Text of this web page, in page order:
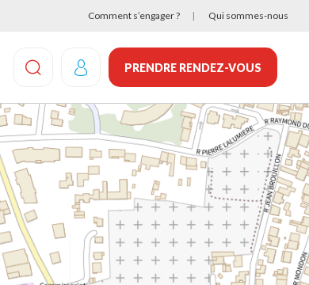
Comment s’engager ? Qui sommes-nous
EFFECTUEZ UNE RECHERCHE
PRENDRE RENDEZ-VOUS